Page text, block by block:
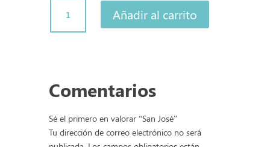
cantidad
Añadir al carrito
Comentarios
Sé el primero en valorar “San José”
Tu dirección de correo electrónico no será